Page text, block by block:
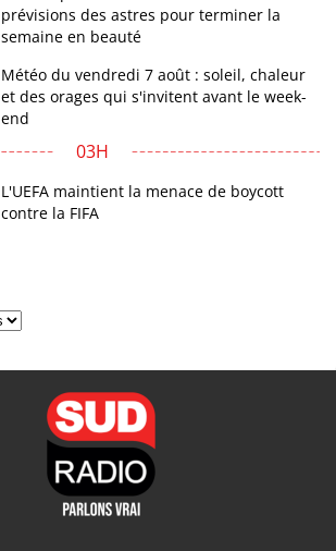
prévisions des astres pour terminer la
semaine en beauté
Météo du vendredi 7 août : soleil, chaleur
et des orages qui s'invitent avant le week-
end
03H
L'UEFA maintient la menace de boycott
contre la FIFA